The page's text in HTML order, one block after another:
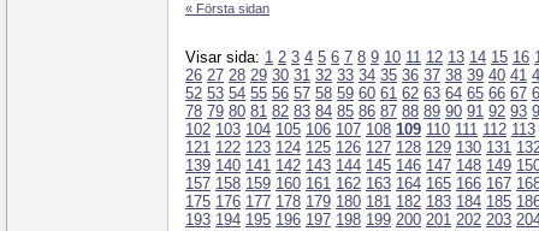
« Första sidan
Visar sida: 1 2 3 4 5 6 7 8 9 10 11 12 13 14 15 16
26 27 28 29 30 31 32 33 34 35 36 37 38 39 40 41
52 53 54 55 56 57 58 59 60 61 62 63 64 65 66 67
78 79 80 81 82 83 84 85 86 87 88 89 90 91 92 93
102 103 104 105 106 107 108 109 110 111 112 113
121 122 123 124 125 126 127 128 129 130 131
139 140 141 142 143 144 145 146 147 148 149
157 158 159 160 161 162 163 164 165 166 167
175 176 177 178 179 180 181 182 183 184 185
193 194 195 196 197 198 199 200 201 202 203